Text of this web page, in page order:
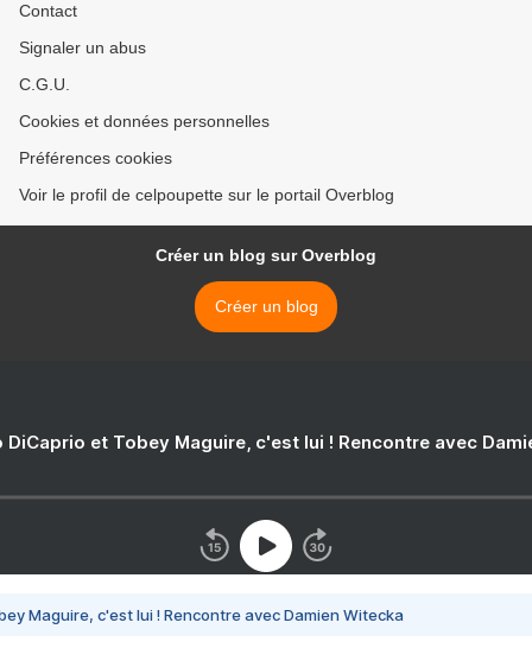
Contact
Signaler un abus
C.G.U.
Cookies et données personnelles
Préférences cookies
Voir le profil de celpoupette sur le portail Overblog
Créer un blog sur Overblog
Créer un blog
DiCaprio et Tobey Maguire, c'est lui ! Rencontre avec
Maguire, c'est lui ! Rencontre avec Damien Witecka